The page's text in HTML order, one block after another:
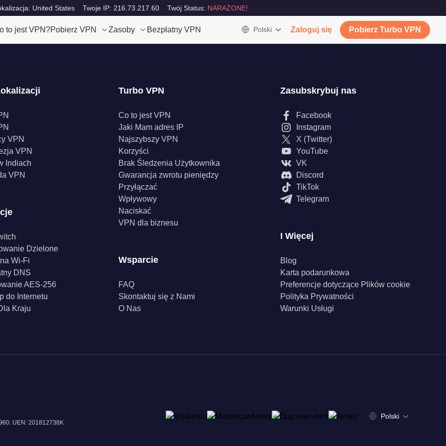
United States Twoje IP: 216.73.217.60 Twój Status: NARAŻONE!
to jest VPN?Pobierz VPN Zasoby Bezpłatny VPN Polski Zaloguj się Pobierz Turbo VPN
VPN
VPN
Indiach
VPN
Dzielone
Wi-Fi
DNS
AES-256
do Internetu
Kraju
Turbo VPN
Co to jest VPN
Jaki Mam adres IP
Najszybszy VPN
Korzyści
Brak Śledzenia Użytkownika
Gwarancja zwrotu pieniędzy
Przyłączać
Wpływowy
Naciskać
VPN dla biznesu
Wsparcie
FAQ
Skontaktuj się z Nami
O Nas
Zasubskrybuj nas
Facebook
Instagram
X (Twitter)
YouTube
VK
Discord
TikTok
Telegram
I Więcej
Blog
Karta podarunkowa
Preferencje dotyczące Plików cookie
Polityka Prywatności
Warunki Usługi
UEN: 201812738K
Polski